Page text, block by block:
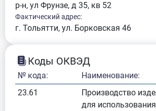
р-н, ул Фрунзе, д 35, кв 52
Фактический адрес:
г. Тольятти, ул. Борковская 46
Коды ОКВЭД
№ кода:
Наименование:
23.61
Производство
для